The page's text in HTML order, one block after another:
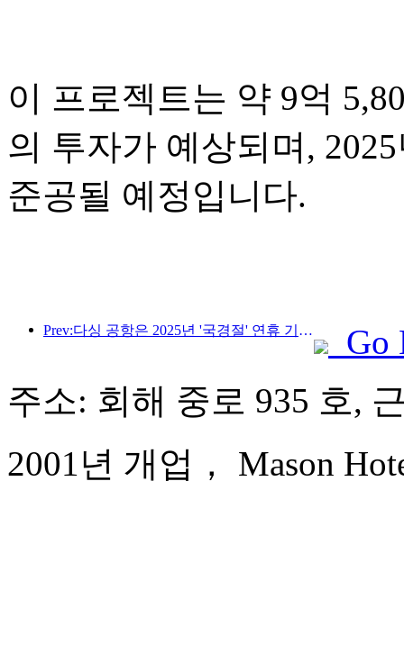
이 프로젝트는 약 9억
의 투자가 예상되며,
준공될 예정입니다.
Prev:다싱 공항은 2025년 '국경절' 연휴 기간 동안 130만 명 이상의 승객을 수송할 예정입니다.
Go
주소: 회해 중로 935 호,
2001년 개업， Mason